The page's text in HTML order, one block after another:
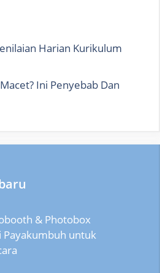
Harian Kurikulum
Ini Penyebab Dan
& Photobox
Payakumbuh untuk